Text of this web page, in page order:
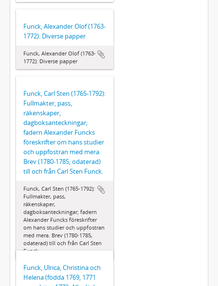
Funck, Alexander Olof (1763-
1772): Diverse papper
Funck, Alexander Olof (1763-
1772): Diverse papper
Funck, Carl Sten (1765-1792):
Fullmakter, pass,
räkenskaper,
dagboksanteckningar;
fadern Alexander Funcks
föreskrifter om hans studier
och uppfostran med mera.
Brev (1780-1785, odaterad)
till och från Carl Sten Funck.
Funck, Carl Sten (1765-1792):
Fullmakter, pass,
räkenskaper,
dagboksanteckningar; fadern
Alexander Funcks föreskrifter
om hans studier och uppfostran
med mera. Brev (1780-1785,
odaterad) till och från Carl Sten
Funck.
Funck, Ulrica, Christina och
Helena (födda 1769, 1771